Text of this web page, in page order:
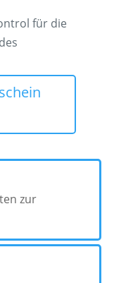
für die
zur